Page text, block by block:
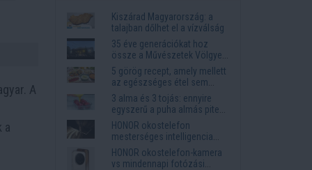
A
a
Kiszárad Magyarország: a
talajban dőlhet el a vízválság
35 éve generációkat hoz
össze a Művészetek Völgye
– megvan a 2027-es időpont
és a bérletár
5 görög recept, amely mellett
az egészséges étel sem
tűnik lemondásnak
3 alma és 3 tojás: ennyire
egyszerű a puha almás pite
titka
HONOR okostelefon
mesterséges intelligencia
funkciók, amelyek
megkönnyítik az életet
HONOR okostelefon-kamera
vs mindennapi fotózási